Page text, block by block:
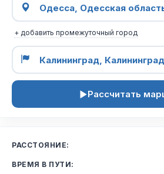
+ добавить промежуточный город
Рассчитать
РАССТОЯНИЕ:
ВРЕМЯ В ПУТИ: